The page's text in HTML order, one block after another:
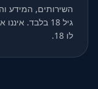
השירותים, המידע
גיל 18 בלבד.
לו 18.